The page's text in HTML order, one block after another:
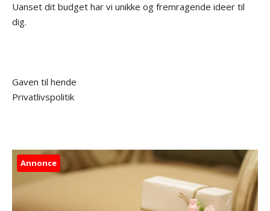
Uanset dit budget har vi unikke og fremragende ideer til
dig.
Gaven til hende
Privatlivspolitik
Annonce